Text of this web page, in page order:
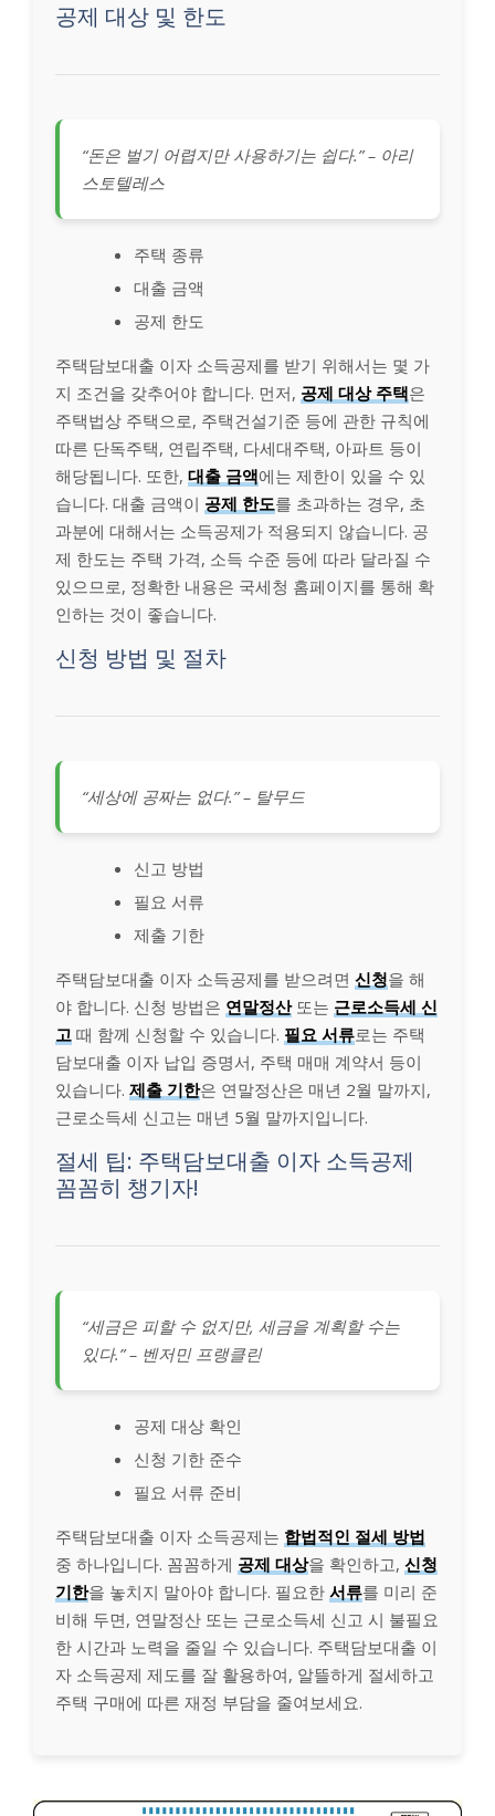
공제 대상 및 한도
“돈은 벌기 어렵지만 사용하기는 쉽다.” – 아리
스토텔레스
주택 종류
대출 금액
공제 한도
주택담보대출 이자 소득공제를 받기 위해서는 몇 가
지 조건을 갖추어야 합니다. 먼저, 공제 대상 주택은
주택법상 주택으로, 주택건설기준 등에 관한 규칙에
따른 단독주택, 연립주택, 다세대주택, 아파트 등이
해당됩니다. 또한, 대출 금액에는 제한이 있을 수 있
습니다. 대출 금액이 공제 한도를 초과하는 경우, 초
과분에 대해서는 소득공제가 적용되지 않습니다. 공
제 한도는 주택 가격, 소득 수준 등에 따라 달라질 수
있으므로, 정확한 내용은 국세청 홈페이지를 통해 확
인하는 것이 좋습니다.
신청 방법 및 절차
“세상에 공짜는 없다.” – 탈무드
신고 방법
필요 서류
제출 기한
주택담보대출 이자 소득공제를 받으려면 신청을 해
야 합니다. 신청 방법은 연말정산또는 근로소득세 신
고 때 함께 신청할 수 있습니다. 필요 서류로는 주택
담보대출 이자 납입 증명서, 주택 매매 계약서 등이
있습니다. 제출 기한은 연말정산은 매년 2월 말까지,
근로소득세 신고는 매년 5월 말까지입니다.
절세 팁: 주택담보대출 이자 소득공제
꼼꼼히 챙기자!
“세금은 피할 수 없지만, 세금을 계획할 수는
있다.” – 벤저민 프랭클린
공제 대상 확인
신청 기한 준수
필요 서류 준비
주택담보대출 이자 소득공제는 합법적인 절세 방법
중 하나입니다. 꼼꼼하게 공제 대상을 확인하고, 신청
기한을 놓치지 말아야 합니다. 필요한 서류를 미리 준
비해 두면, 연말정산 또는 근로소득세 신고 시 불필요
한 시간과 노력을 줄일 수 있습니다. 주택담보대출 이
자 소득공제 제도를 잘 활용하여, 알뜰하게 절세하고
주택 구매에 따른 재정 부담을 줄여보세요.